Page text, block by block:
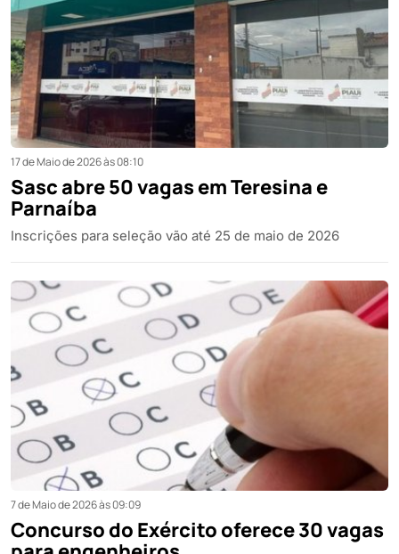
17 de Maio de 2026 às 08:10
Sasc abre 50 vagas em Teresina e
Parnaíba
Inscrições para seleção vão até 25 de maio de 2026
7 de Maio de 2026 às 09:09
Concurso do Exército oferece 30 vagas